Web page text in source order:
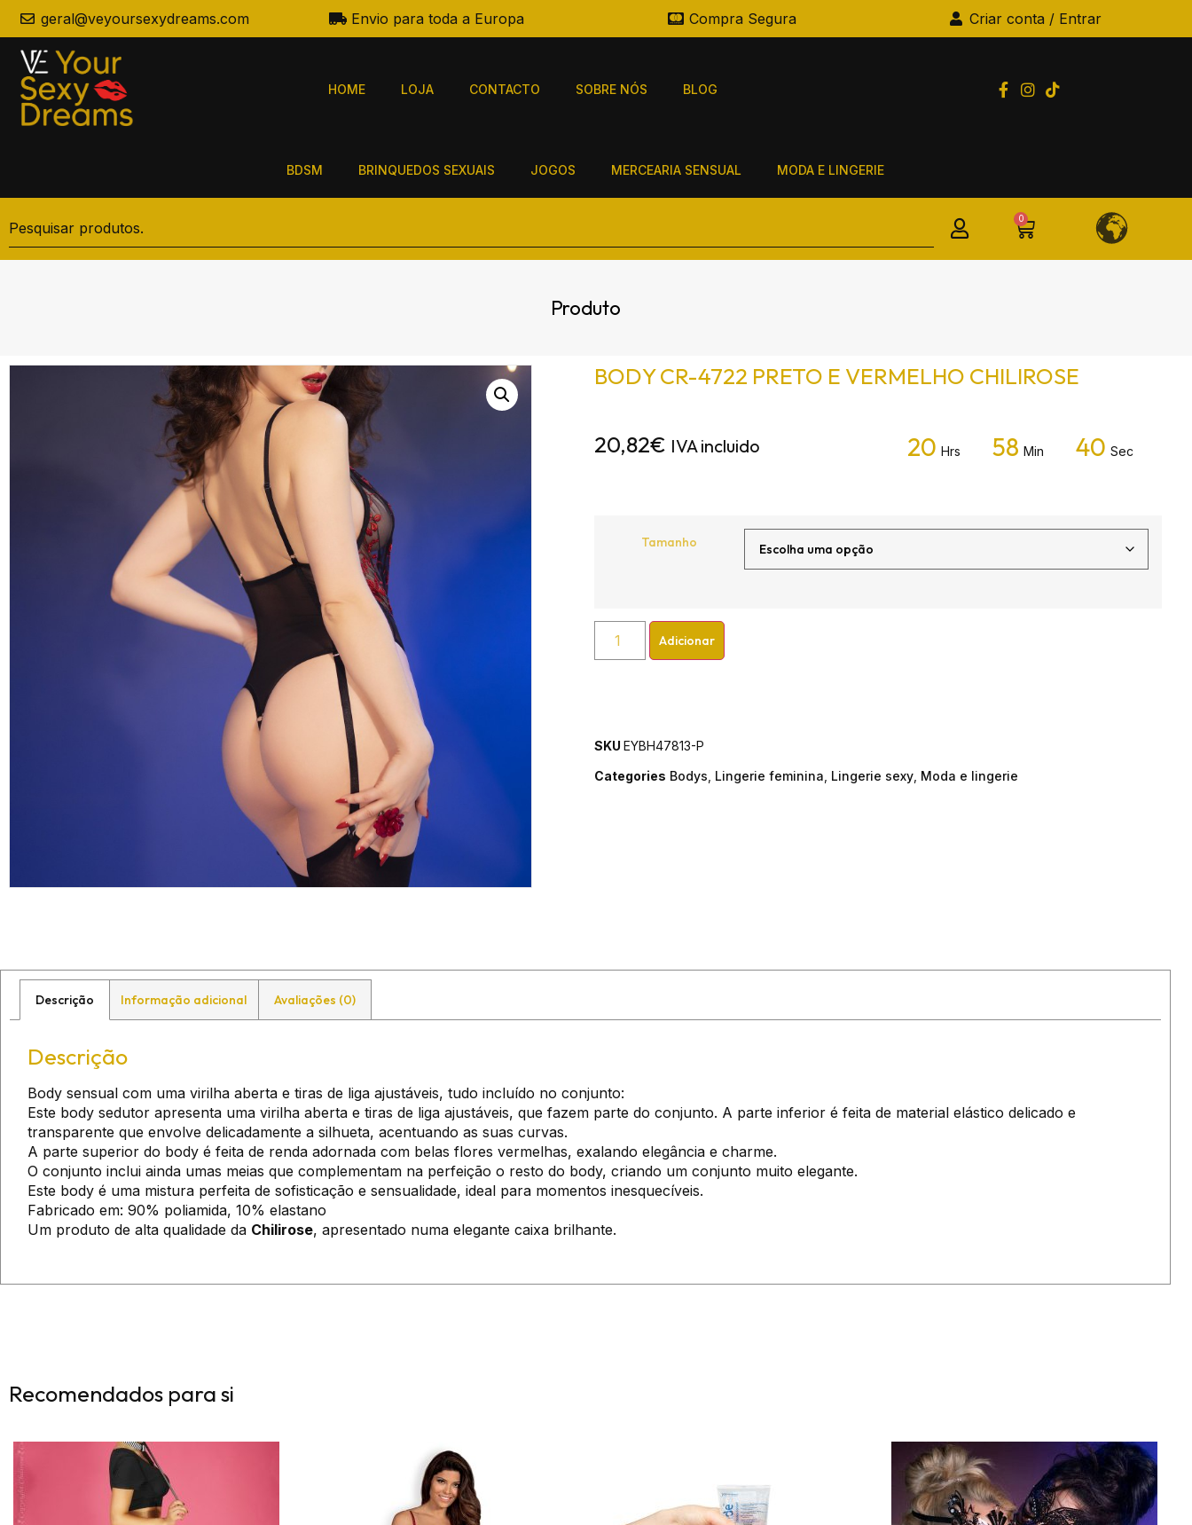
geral@veyoursexydreams.com Envio para toda a Europa Compra Segura Criar conta / Entrar
HOME LOJA CONTACTO SOBRE NÓS BLOG
BDSM BRINQUEDOS SEXUAIS JOGOS MERCEARIA SENSUAL MODA E LINGERIE
0
Produto
BODY CR-4722 PRETO E VERMELHO CHILIROSE
20,82€ IVA incluido 20 Hrs 58 Min 40 Sec
Tamanho
Adicionar
SKU EYBH47813-P
Categories Bodys, Lingerie feminina, Lingerie sexy, Moda e lingerie
Descrição Informação adicional Avaliações (0)
Descrição
Body sensual com uma virilha aberta e tiras de liga ajustáveis, tudo incluído no conjunto:
Este body sedutor apresenta uma virilha aberta e tiras de liga ajustáveis, que fazem parte do conjunto. A parte inferior é feita de material elástico delicado e
transparente que envolve delicadamente a silhueta, acentuando as suas curvas.
A parte superior do body é feita de renda adornada com belas flores vermelhas, exalando elegância e charme.
O conjunto inclui ainda umas meias que complementam na perfeição o resto do body, criando um conjunto muito elegante.
Este body é uma mistura perfeita de sofisticação e sensualidade, ideal para momentos inesquecíveis.
Fabricado em: 90% poliamida, 10% elastano
Um produto de alta qualidade da Chilirose, apresentado numa elegante caixa brilhante.
Recomendados para si